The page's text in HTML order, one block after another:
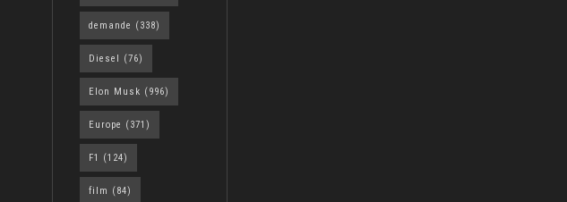
demande (338)
Diesel (76)
Elon Musk (996)
Europe (371)
F1 (124)
film (84)